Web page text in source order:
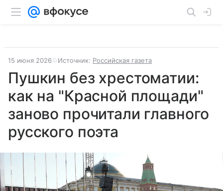
15 июня 2026 Источник: Российская газета
Пушкин без хрестоматии:
как на "Красной площади"
заново прочитали главного
русского поэта